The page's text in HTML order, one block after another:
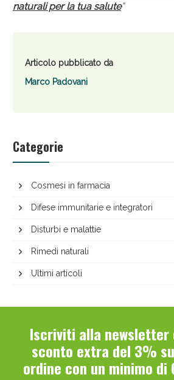
Categorie
Cosmesi in farmacia
Difese immunitarie e integratori
Disturbi e malattie
Rimedi naturali
Ultimi articoli
naturali per la tua salute”
Articolo pubblicato da
Marco Padovani
Iscriviti alla newsletter
sconto extra del 3%
ordine con un minimo di